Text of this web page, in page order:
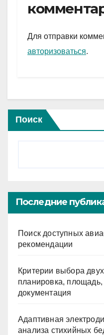
a
m
p
Для отправки
авторизоваться.
Поиск
Последние
Поиск доступных
рекомендации
Критерии выбора
планировка, площадь,
документация
Адаптивная
анализа стихийных